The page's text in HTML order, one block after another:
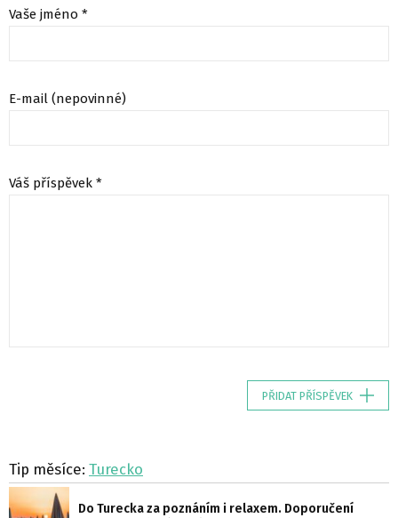
Vaše jméno *
E-mail (nepovinné)
Váš příspěvek *
PŘIDAT PŘÍSPĚVEK
Tip měsíce: Turecko
Do Turecka za poznáním i relaxem. Doporučení